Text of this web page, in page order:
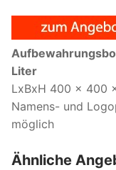
Liter
LxBxH 400 x 400
Namens- und
möglich
Ähnliche